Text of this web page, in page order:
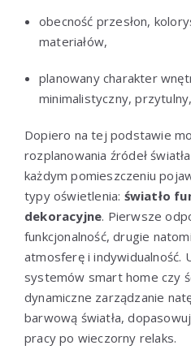
obecność przesłon,
materiałów,
planowany charakter
minimalistyczny,
Dopiero na tej podstawie
rozplanowania źródeł
każdym pomieszczeniu
typy oświetlenia: światło
dekoracyjne. Pierwsze
funkcjonalność, drugie
atmosferę i indywidualność.
systemów smart home czy
dynamiczne zarządzanie
barwową światła,
pracy po wieczorny relaks.